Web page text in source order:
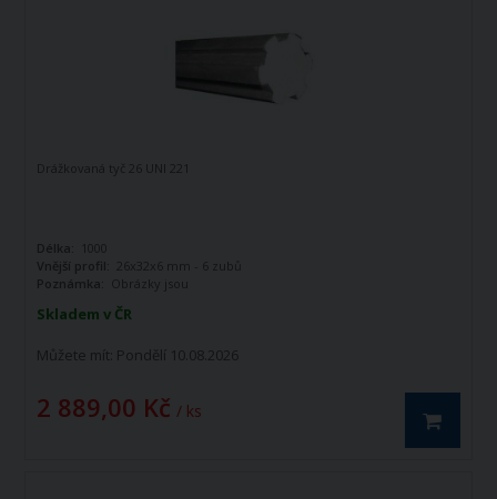
Skladem v ČR
Můžete mít: Pondělí 10.08.2026
2 889,00 Kč / ks
Drážkovaná tyč 26 UNI 221
Délka:
1000
Vnější profil:
26x32x6 mm - 6 zubů
Poznámka:
Obrázky jsou